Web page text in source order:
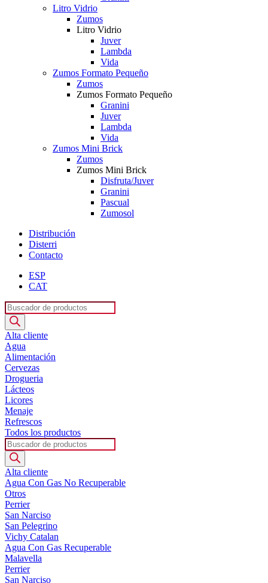
Litro Vidrio
Zumos
Litro Vidrio
Juver
Lambda
Vida
Zumos Formato Pequeño
Zumos
Zumos Formato Pequeño
Granini
Juver
Lambda
Vida
Zumos Mini Brick
Zumos
Zumos Mini Brick
Disfruta/Juver
Granini
Pascual
Zumosol
Distribución
Disterri
Contacto
ESP
CAT
Búsqueda
de
productos
Alta cliente
Agua
Alimentación
Cervezas
Drogueria
Lácteos
Licores
Menaje
Refrescos
Todos los productos
Búsqueda
de
productos
Alta cliente
Agua Con Gas No Recuperable
Otros
Perrier
San Narciso
San Pelegrino
Vichy Catalan
Agua Con Gas Recuperable
Malavella
Perrier
San Narciso